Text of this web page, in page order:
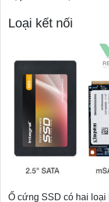
Loại kết nối
Ổ cứng SSD có hai loại